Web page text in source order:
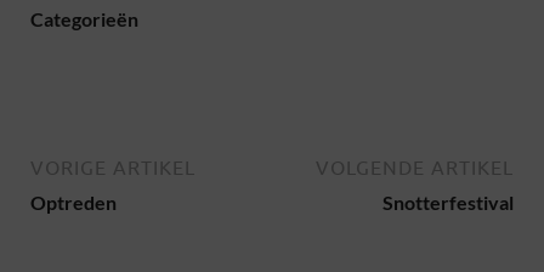
Categorieën
VORIGE ARTIKEL
Optreden
VOLGENDE ARTIKEL
Snotterfestival